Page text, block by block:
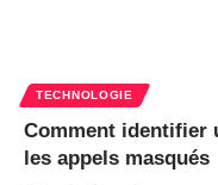
TECHNOLOGIE
Comment identifier
les appels masqués